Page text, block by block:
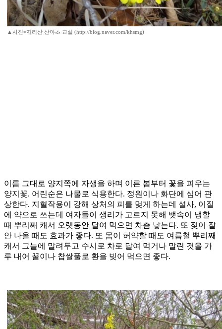
▲사진=지리산 산야초 교실 (http://blog.naver.com/khsmg)
이름 그대로 양지쪽에 자생을 하며 이른 봄부터 꽃을 피우는
양지꽃. 어린순은 나물로 식용한다. 정원이나 화단에 심어 관
상한다. 지혈작용이 강해 상처의 피를 멎게 하는데 설사, 이질
에 약으로 쓰는데 여자들이 생리가 고르지 못해 뱃속이 냉할
때 뿌리째 캐서 오랫동안 달여 먹으면 차츰 낳는다. 또 젖이 잘
안 나올 때도 효과가 좋다. 또 몸이 허약할 때도 여름철 뿌리째
캐서 그늘에 말려두고 수시로 차로 달여 먹거나 말린 것을 가
루 내어 꿀이나 찹쌀풀로 환을 빚어 먹으면 좋다.